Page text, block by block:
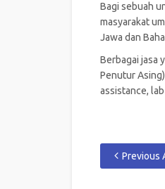
Bagi sebuah
masyarakat
Jawa dan
Berbagai jasa
Penutur
assistance,
Previous